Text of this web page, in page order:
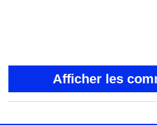
Afficher les